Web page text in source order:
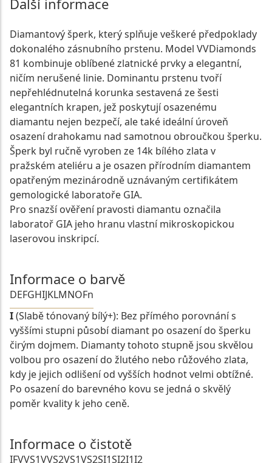
Další informace
Diamantový šperk, který splňuje veškeré předpoklady
dokonalého zásnubního prstenu. Model VVDiamonds
81 kombinuje oblíbené zlatnické prvky a elegantní,
ničím nerušené linie. Dominantu prstenu tvoří
nepřehlédnutelná korunka sestavená ze šesti
elegantních krapen, jež poskytují osazenému
diamantu nejen bezpečí, ale také ideální úroveň
osazení drahokamu nad samotnou obroučkou šperku.
Šperk byl ručně vyroben ze 14k bílého zlata v
pražském ateliéru a je osazen přírodním diamantem
opatřeným mezinárodně uznávaným certifikátem
gemologické laboratoře GIA.
Pro snazší ověření pravosti diamantu označila
laboratoř GIA jeho hranu vlastní mikroskopickou
laserovou inskripcí.
Informace o barvě
DEFGHIJKLMNOFn
I(Slabě tónovaný bílý+): Bez přímého porovnání s
vyššími stupni působí diamant po osazení do šperku
čirým dojmem. Diamanty tohoto stupně jsou skvělou
volbou pro osazení do žlutého nebo růžového zlata,
kdy je jejich odlišení od vyšších hodnot velmi obtížné.
Po osazení do barevného kovu se jedná o skvělý
poměr kvality k jeho ceně.
Informace o čistotě
IFVVS1VVS2VS1VS2SI1SI2I1I2